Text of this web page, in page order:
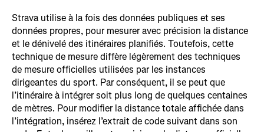
Strava utilise à la fois des données publiques et ses
données propres, pour mesurer avec précision la distance
et le dénivelé des itinéraires planifiés. Toutefois, cette
technique de mesure diffère légèrement des techniques
de mesure officielles utilisées par les instances
dirigeantes du sport. Par conséquent, il se peut que
l’itinéraire à intégrer soit plus long de quelques centaines
de mètres. Pour modifier la distance totale affichée dans
l’intégration, insérez l’extrait de code suivant dans son